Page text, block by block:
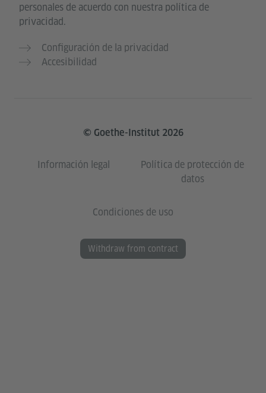
personales de acuerdo con nuestra política de
privacidad.
Configuración de la privacidad
Accesibilidad
© Goethe-Institut 2026
Información legal
Política de protección de
datos
Condiciones de uso
Withdraw from contract